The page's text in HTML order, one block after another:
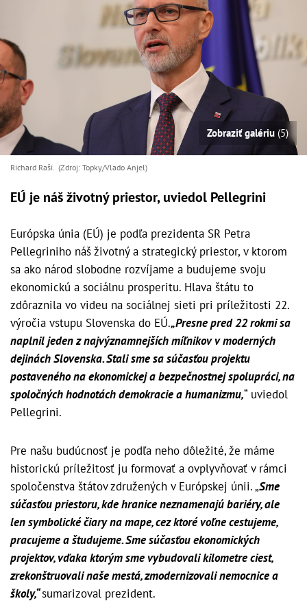
Zobraziť galériu (5)
Richard Raši. (Zdroj: Topky/Vlado Anjel)
EÚ je náš životný priestor, uviedol Pellegrini
Európska únia (EÚ) je podľa prezidenta SR Petra
Pellegriniho náš životný a strategický priestor, v ktorom
sa ako národ slobodne rozvíjame a budujeme svoju
ekonomickú a sociálnu prosperitu. Hlava štátu to
zdôraznila vo videu na sociálnej sieti pri príležitosti 22.
výročia vstupu Slovenska do EÚ.„Presne pred 22 rokmi sa
naplnil jeden z najvýznamnejších míľnikov v moderných
dejinách Slovenska. Stali sme sa súčasťou projektu
postaveného na ekonomickej a bezpečnostnej spolupráci, na
spoločných hodnotách demokracie a humanizmu,“ uviedol
Pellegrini.
Pre našu budúcnosť je podľa neho dôležité, že máme
historickú príležitosť ju formovať a ovplyvňovať v rámci
spoločenstva štátov združených v Európskej únii. „Sme
súčasťou priestoru, kde hranice neznamenajú bariéry, ale
len symbolické čiary na mape, cez ktoré voľne cestujeme,
pracujeme a študujeme. Sme súčasťou ekonomických
projektov, vďaka ktorým sme vybudovali kilometre ciest,
zrekonštruovali naše mestá, zmodernizovali nemocnice a
školy,“sumarizoval prezident.